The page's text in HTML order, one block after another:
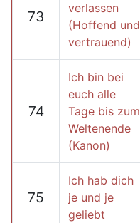
73
verlassen
(Hoffend und
vertrauend)
74
Ich bin bei
euch alle
Tage bis zum
Weltenende
(Kanon)
75
Ich hab dich
je und je
geliebt